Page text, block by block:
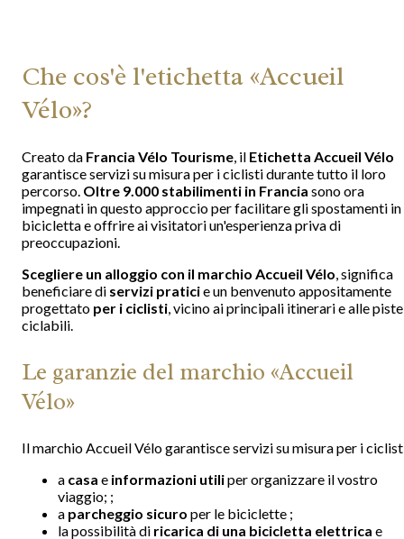
Che cos'è l'etichetta «Accueil
Vélo»?
Creato da Francia Vélo Tourisme, il Etichetta Accueil Vélo
garantisce servizi su misura per i ciclisti durante tutto il loro
percorso. Oltre 9.000 stabilimenti in Francia sono ora
impegnati in questo approccio per facilitare gli spostamenti in
bicicletta e offrire ai visitatori un'esperienza priva di
preoccupazioni.
Scegliere un alloggio con il marchio Accueil Vélo, significa
beneficiare di servizi praticie un benvenuto appositamente
progettato per i ciclisti, vicino ai principali itinerari e alle piste
ciclabili.
Le garanzie del marchio «Accueil
Vélo»
Il marchio Accueil Vélo garantisce servizi su misura per i
a casa e informazioni utiliper organizzare il vostro
viaggio; ;
a parcheggio sicuro per le biciclette ;
la possibilità di ricarica di una bicicletta elettrica e